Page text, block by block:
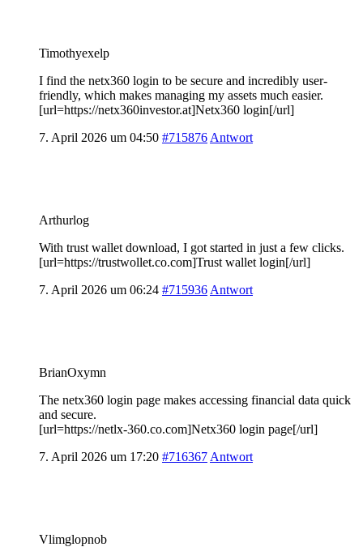
Timothyexelp
I find the netx360 login to be secure and incredibly user-
friendly, which makes managing my assets much easier.
[url=https://netx360investor.at]Netx360 login[/url]
7. April 2026 um 04:50 #715876 Antwort
Arthurlog
With trust wallet download, I got started in just a few clicks.
[url=https://trustwollet.co.com]Trust wallet login[/url]
7. April 2026 um 06:24 #715936 Antwort
BrianOxymn
The netx360 login page makes accessing financial data quick
and secure.
[url=https://netlx-360.co.com]Netx360 login page[/url]
7. April 2026 um 17:20 #716367 Antwort
Vlimglopnob